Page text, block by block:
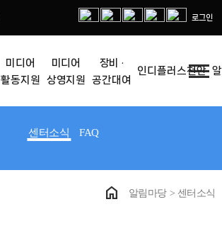
로그인
미디어
활동지원
미디어
상영지원
장비 ·
공간대여
인디플러스천안
menu
센터소식 FAQ
home 알림마당 > 센터소식